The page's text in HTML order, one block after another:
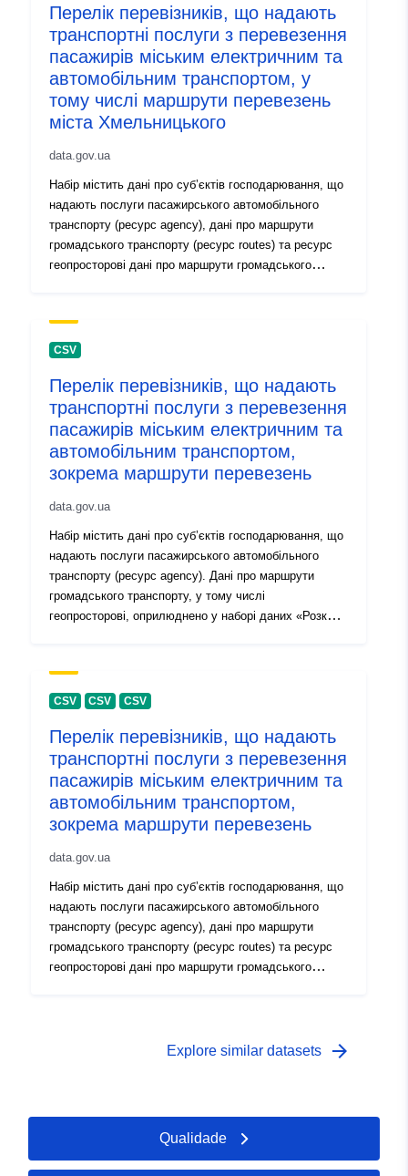
uriRef:
http://data.europa.eu/88u/dataset/
e4f2-4836-b975-c0132ae25a9a
Informação sobre
a versão:
1.0
Перелік перевізників, що надають
транспортні послуги з перевезення
пасажирів міським електричним та
автомобільним транспортом, у
тому числі маршрути перевезень
міста Хмельницького
data.gov.ua
Набір містить дані про суб’єктів господарювання, що
надають послуги пасажирського автомобільного
транспорту (ресурс agency), дані про маршрути
громадського транспорту (ресурс routes) та ресурс
геопросторові дані про маршрути громадського
CSV
Перелік перевізників, що надають
транспортні послуги з перевезення
пасажирів міським електричним та
автомобільним транспортом,
зокрема маршрути перевезень
data.gov.ua
Набір містить дані про суб’єктів господарювання, що
надають послуги пасажирського автомобільного
транспорту (ресурс agency). Дані про маршрути
громадського транспорту, у тому числі
геопросторові, оприлюднено у наборі даних «Розклад
4f36-4c19-a96e-5d4765fade16
CSV CSV CSV
Перелік перевізників, що надають
транспортні послуги з перевезення
пасажирів міським електричним та
автомобільним транспортом,
зокрема маршрути перевезень
data.gov.ua
Набір містить дані про суб’єктів господарювання, що
надають послуги пасажирського автомобільного
транспорту (ресурс agency), дані про маршрути
громадського транспорту (ресурс routes) та ресурс
геопросторові дані про маршрути громадського
Explore similar datasets arrow_forward
Qualidade